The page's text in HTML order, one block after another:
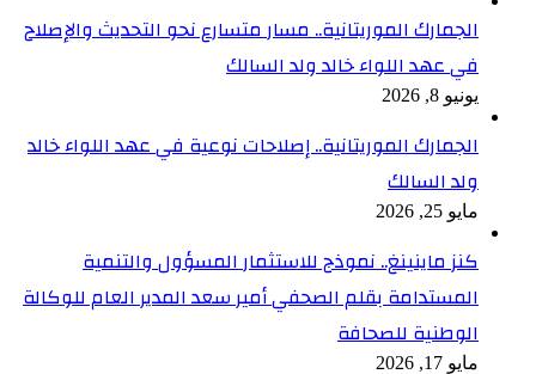
الجمارك الموريتانية.. مسار متسارع نحو التحديث والإصلاح
في عهد اللواء خالد ولد السالك
يونيو 8, 2026
الجمارك الموريتانية.. إصلاحات نوعية في عهد اللواء خالد
ولد السالك
مايو 25, 2026
كنز ماينينغ.. نموذج للاستثمار المسؤول والتنمية
المستدامة بقلم الصحفي أمير سعد المدير العام للوكالة
الوطنية للصحافة
مايو 17, 2026